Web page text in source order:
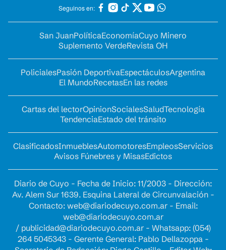
Seguinos en:
San JuanPolíticaEconomíaCuyo Minero
Suplemento VerdeRevista OH
PolicialesPasión DeportivaEspectáculosArgentina
El MundoRecetasEn las redes
Cartas del lectorOpinionSocialesSaludTecnología
TendenciaEstado del tránsito
ClasificadosInmueblesAutomotoresEmpleosServicios
Avisos Fúnebres y MisasEdictos
Diario de Cuyo - Fecha de Inicio: 11/2003 - Dirección:
Av. Alem Sur 1639. Esquina Lateral de Circunvalación -
Contacto: web@diariodecuyo.com.ar- Email:
web@diariodecuyo.com.ar
/ publicidad@diariodecuyo.com.ar- Whatsapp: (054)
264 5045343 - Gerente General: Pablo Dellazoppa -